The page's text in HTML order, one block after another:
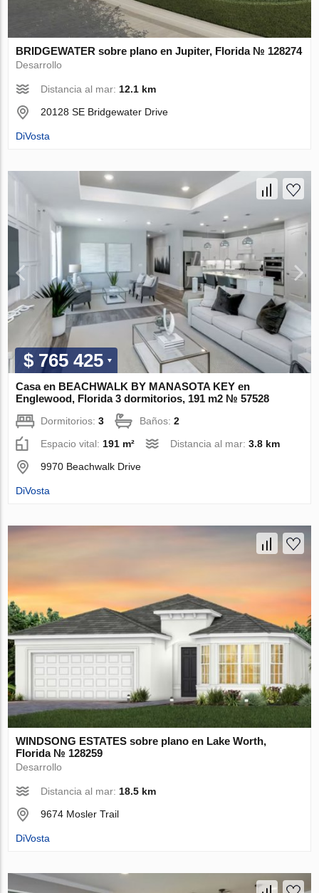
BRIDGEWATER sobre plano en Jupiter, Florida № 128274
Desarrollo
Distancia al mar:12.1 km
20128 SE Bridgewater Drive
DiVosta
$ 765 425
Casa en BEACHWALK BY MANASOTA KEY en
Englewood, Florida 3 dormitorios, 191 m2 № 57528
Dormitorios:3 Baños:2
Espacio vital: 191 m² Distancia al mar:3.8 km
9970 Beachwalk Drive
DiVosta
WINDSONG ESTATES sobre plano en Lake Worth,
Florida № 128259
Desarrollo
Distancia al mar: 18.5 km
9674 Mosler Trail
DiVosta